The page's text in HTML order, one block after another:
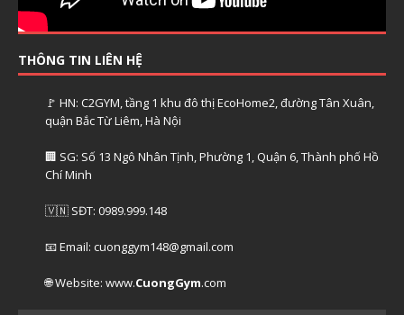
THÔNG TIN LIÊN HỆ
🚩 HN: C2GYM, tầng 1 khu đô thị EcoHome2, đường Tân Xuân,
quận Bắc Từ Liêm, Hà Nội
🏢 SG: Số 13 Ngô Nhân Tịnh, Phường 1, Quận 6, Thành phố Hồ
Chí Minh
🇻🇳 SĐT: 0989.999.148
📧 Email: cuonggym148@gmail.com
🌐 Website: www.CuongGym.com